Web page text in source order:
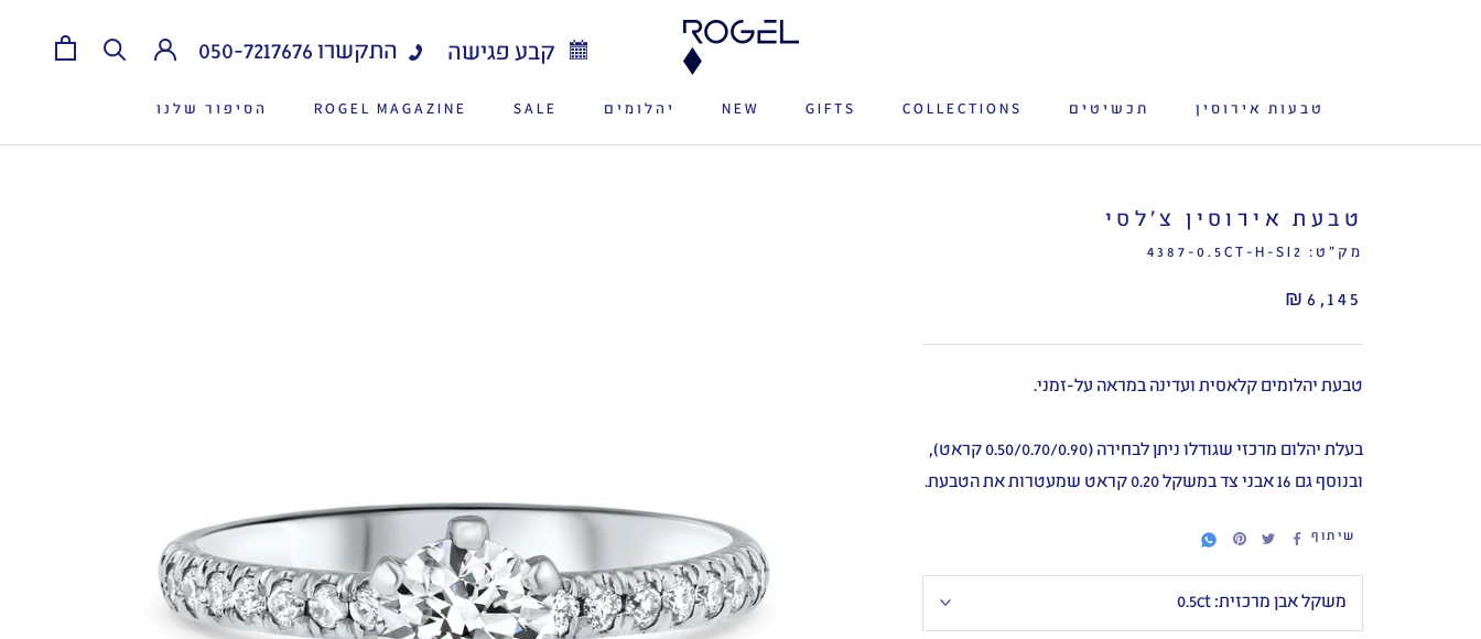
טבעות אירוסין תכשיטים COLLECTIONS
GIFTS
NEW
יהלומים
SALE
ROGEL MAGAZINE
הסיפור שלנו
קבע פגישה התקשרו050-7217676
טבעת אירוסין צ'לסי
מק"ט: 4387-0.5CT-H-SI2
₪6,145
טבעת יהלומים קלאסית ועדינה במראה על-זמני.
בעלת יהלום מרכזי שגודלו ניתן לבחירה (0.50/0.70/0.90 קראט),
ובנוסף גם 16 אבני צד במשקל 0.20 קראט שמעטרות את הטבעת.
שיתוף
משקל אבן מרכזית: 0.5ct